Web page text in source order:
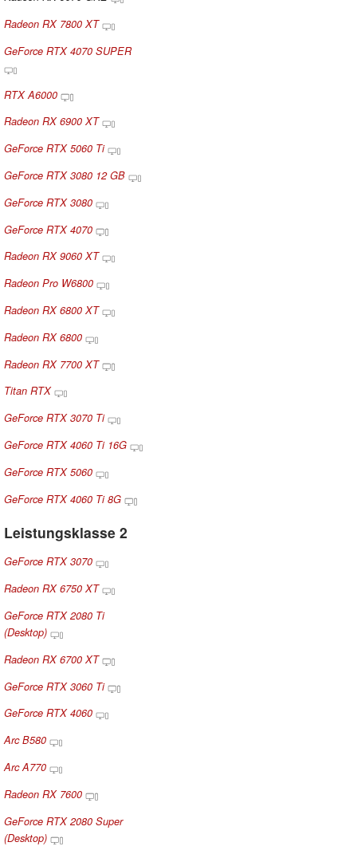
Radeon RX 7800 XT
GeForce RTX 4070 SUPER
RTX A6000
Radeon RX 6900 XT
GeForce RTX 5060 Ti
GeForce RTX 3080 12 GB
GeForce RTX 3080
GeForce RTX 4070
Radeon RX 9060 XT
Radeon Pro W6800
Radeon RX 6800 XT
Radeon RX 6800
Radeon RX 7700 XT
Titan RTX
GeForce RTX 3070 Ti
GeForce RTX 4060 Ti 16G
GeForce RTX 5060
GeForce RTX 4060 Ti 8G
Leistungsklasse 2
GeForce RTX 3070
Radeon RX 6750 XT
GeForce RTX 2080 Ti
(Desktop)
Radeon RX 6700 XT
GeForce RTX 3060 Ti
GeForce RTX 4060
Arc B580
Arc A770
Radeon RX 7600
GeForce RTX 2080 Super
(Desktop)